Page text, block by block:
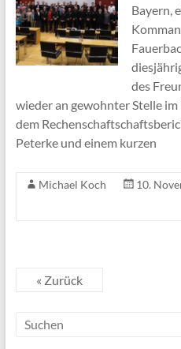
Bayern,
des
wieder an gewohnter Stelle
dem
Peterke und einem kurzen
Michael Koch 10.
« Zurück